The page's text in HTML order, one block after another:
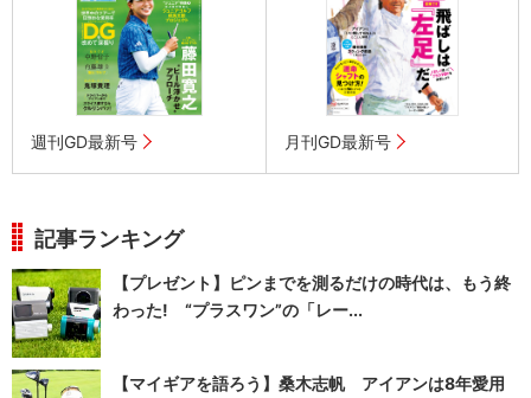
週刊GD最新号 月刊GD最新号
記事ランキング
【プレゼント】ピンまでを測るだけの時代は、もう終
わった! “プラスワン”の「レー...
【マイギアを語ろう】桑木志帆 アイアンは8年愛用